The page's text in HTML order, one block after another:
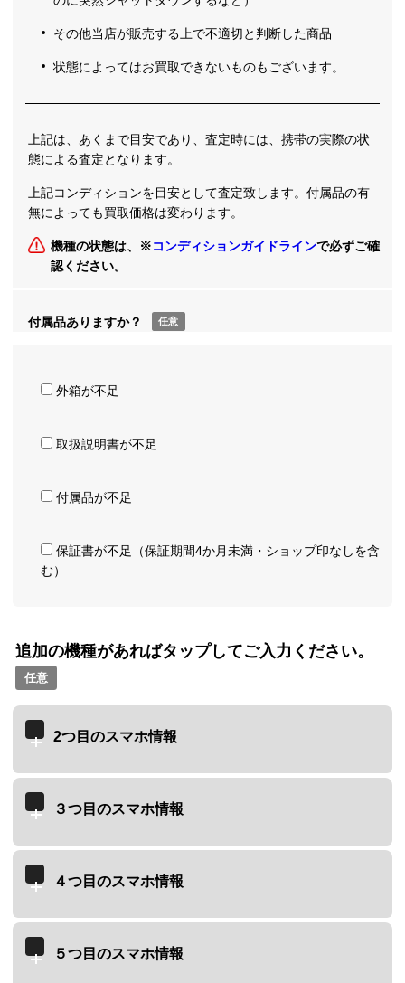
その他当店が販売する上で不適切と判断した商品
状態によってはお買取できないものもございます。
上記は、あくまで目安であり、査定時には、携帯の実際の状
態による査定となります。
上記コンディションを目安として査定致します。付属品の有
無によっても買取価格は変わります。
機種の状態は、※コンディションガイドラインで必ずご確
認ください。
付属品ありますか？ 任意
外箱が不足
取扱説明書が不足
付属品が不足
保証書が不足（保証期間4か月未満・ショップ印なしを含
む）
追加の機種があればタップしてご入力ください。
任意
2つ目のスマホ情報
３つ目のスマホ情報
４つ目のスマホ情報
５つ目のスマホ情報